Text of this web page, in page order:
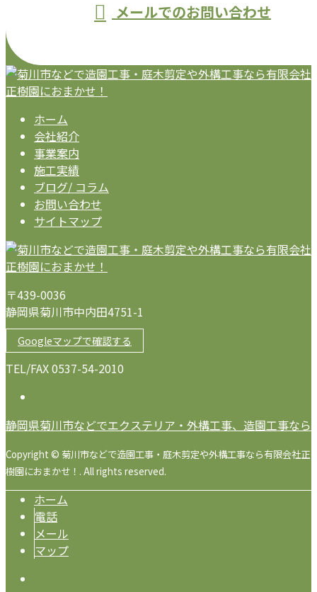
メールでのお問い合わせ
ホーム
会社紹介
事業案内
施工実績
ブログ/ コラム
お問い合わせ
サイトマップ
〒439-0036
静岡県菊川市中内田4751-1
Googleマップで確認する
TEL/FAX 0537-54-2010
静岡県菊川市などでエクステリア・外構工事、造園工事な
Copyright © 菊川市などで造園工事・庭木剪定や外構工事なら有限会社正
樹園におまかせ！. All rights reserved.
ホーム
電話
メール
マップ